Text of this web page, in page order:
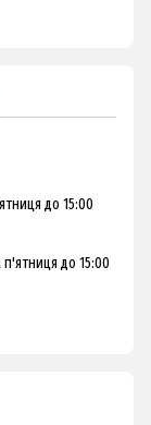
до 15:00
до 15:00